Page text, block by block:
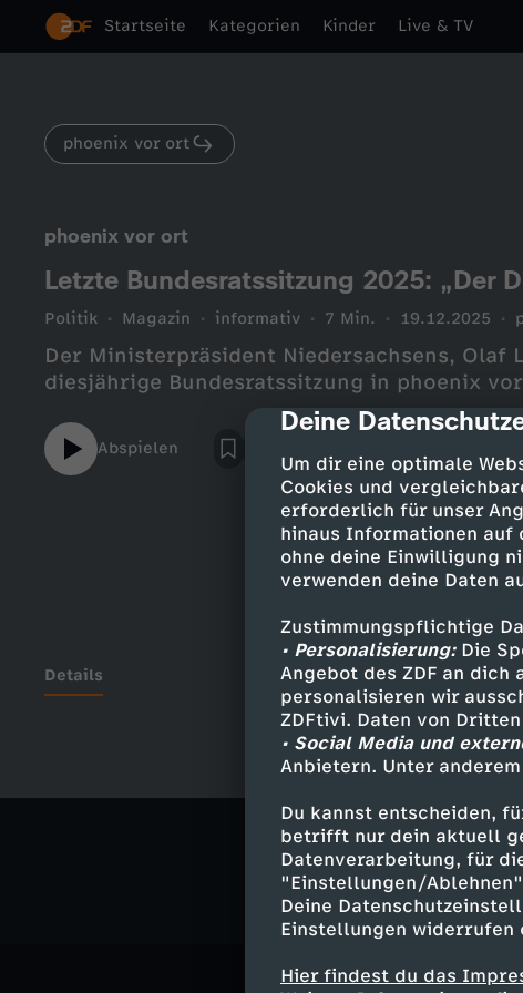
cmp-dialog-
Deine
Um dir eine optimale
Cookies und
erforderlich für unser
hinaus Informationen auf
ohne deine Einwilligung
verwenden deine Daten
Zustimmungspflichtige
• Personalisierung:Die
Angebot des ZDF an dich
personalisieren wir
ZDFtivi. Daten von
• Social Media und
Anbietern. Unter
Du kannst entscheiden,
betrifft nur dein aktuell
Datenverarbeitung, für
"Einstellungen/
Deine
Einstellungen widerrufen
Hier findest du das
Startseite Kategorien Kinder Live & TV
phoenix vor ort
phoenix vor ort
Letzte Bundesratssitzung 2025: „Der
Politik Magazin informativ 7 Min. 19.12.2025
Der Ministerpräsident Niedersachsens, Olaf
diesjährige Bundesratssitzung in phoenix
Abspielen
Details
Ähnliche
Politik